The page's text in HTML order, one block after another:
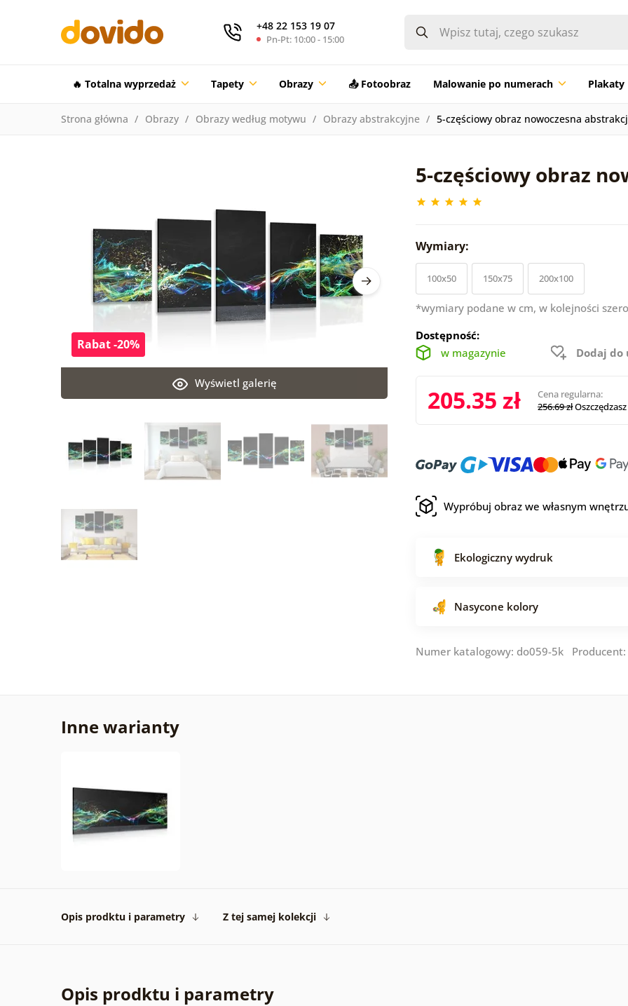
+48 22 153 19 07
Pn-Pt: 10:00 - 15:00
🔥 Totalna wyprzedaż Tapety Obrazy 📤 Fotoobraz Malowanie po numerach Plakaty
Strona główna Obrazy Obrazy według motywu Obrazy abstrakcyjne 5-częściowy obraz nowoczesna
5-częściowy obraz
Wyświetl galerię
Rabat -20%
Wymiary:
100x50 150x75 200x100
*wymiary podane w cm, w kolejności
Dostępność:
w magazynie
Dodaj
205.35 zł
Cena regularna:
256.69 złOszczędzasz
Wypróbuj obraz we własnym
Ekologiczny wydruk
Nasycone kolory
Numer katalogowy: do059-5k Producent:
Inne warianty
Opis prodktu i parametry Z tej samej kolekcji
Opis prodktu i parametry